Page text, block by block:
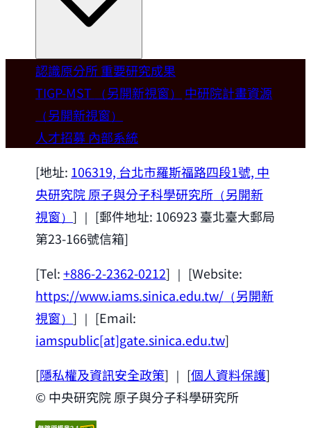
Welcome
歡迎本所新聘合聘研究員陳俊維特聘教授
(國立台灣大學材料科學與工程學系)。
2026-07-14
認識原分所重要研究成果
TIGP-MST （另開新視窗）
中研院計畫資源
（另開新視窗）
人才招募 內部系統
[地址: 106319, 台北市羅斯福路四段1號, 中
央研究院 原子與分子科學研究所 （另開新
視窗）] ｜ [郵件地址: 106923 臺北臺大郵局
第23-166號信箱]
[Tel:+886-2-2362-0212] ｜ [Website:
https://www.iams.sinica.edu.tw/ （另開新
視窗）] ｜ [Email:
iamspublic[at]gate.sinica.edu.tw]
[隱私權及資訊安全政策] ｜ [個人資料保護]
© 中央研究院 原子與分子科學研究所